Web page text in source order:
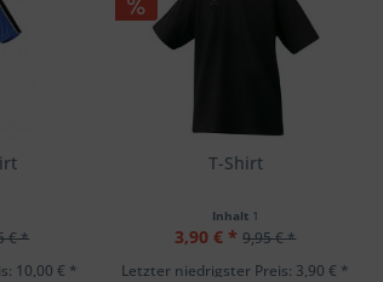
€ *
10,00 € *
T-Shirt
Inhalt 1
3,90 € * 9,95 € *
Letzter niedrigster Preis: 3,90 € *